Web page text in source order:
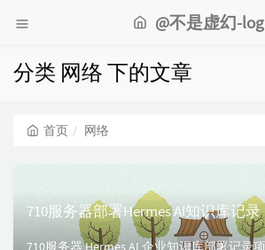
@不是虚幻-log
分类 网络 下的文章
首页 网络
710服务器部署Hermes AI知识库记录